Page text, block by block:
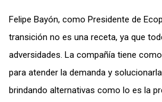
Felipe Bayón, como Presidente de
transición no es una receta, ya que
adversidades. La compañía tiene
para atender la demanda y
brindando alternativas como lo es la